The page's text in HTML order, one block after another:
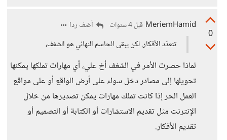
0
MeriemHamid قبل 4 سنوات
أضف ردا
تتعدّد الأفكار. لكن يبقى الحاسم النهائي هو الشغف،
لماذا حصرت الأمر في الشغف أخ علي، أي مهارات تملكها يمكنها
تحويلها إلى مصادر دخل سواء على أرض الواقع أو على مواقع
العمل الحر إذا كانت تملك مهارات يمكن تصديرها من خلال
الإنترنت مثل تقديم الاستشارات أو الكتابة أو التصميم أو
تقديم الأفكار.